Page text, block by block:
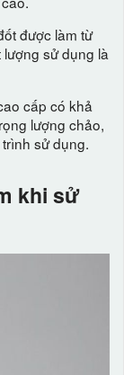
được làm từ
sử dụng là
cấp có khả
lượng chảo,
sử dụng.
khi sử